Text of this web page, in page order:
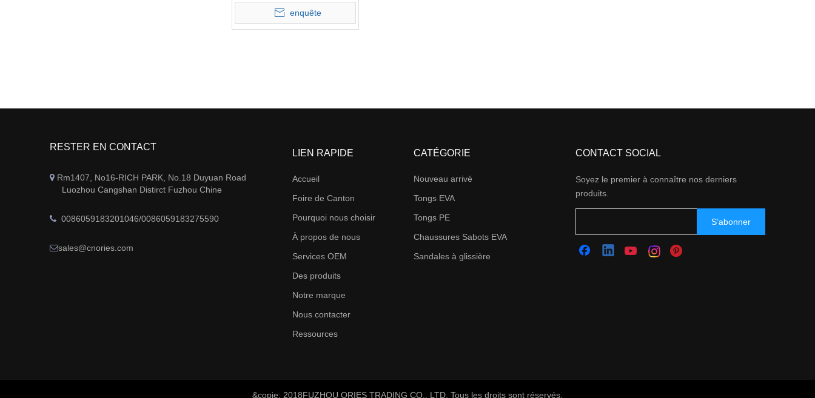
enquête
RESTER EN CONTACT
 Rm1407, No16-RICH PARK, No.18 Duyuan Road
Luozhou Cangshan Distirct Fuzhou Chine
 0086059183201046/0086059183275590
sales@cnories.com
LIEN RAPIDE
Accueil
Foire de Canton
Pourquoi nous choisir
À propos de nous
Services OEM
Des produits
Notre marque
Nous contacter
Ressources
CATÉGORIE
Nouveau arrivé
Tongs EVA
Tongs PE
Chaussures Sabots EVA
Sandales à glissière
CONTACT SOCIAL
Soyez le premier à connaître nos derniers
produits.
S’abonner
&copie; 2018FUZHOU ORIES TRADING CO., LTD Tous les droits sont réservés.